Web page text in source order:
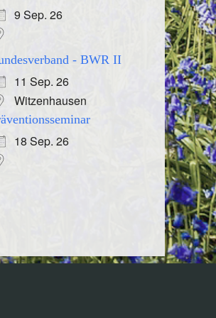
9 Sep. 26
- BWR II
11 Sep. 26
Witzenhausen
18 Sep. 26